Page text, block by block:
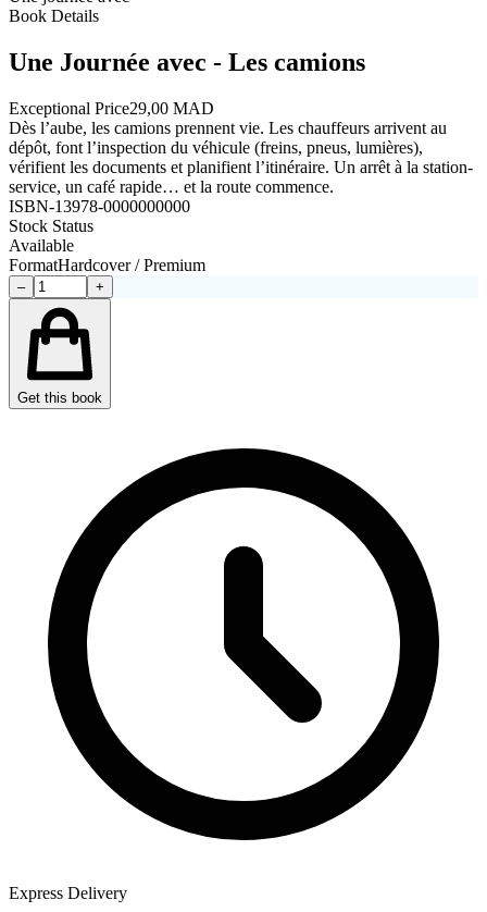
Book Details
Une Journée avec - Les camions
Exceptional Price29,00 MAD
Dès l’aube, les camions prennent vie. Les chauffeurs arrivent au
dépôt, font l’inspection du véhicule (freins, pneus, lumières),
vérifient les documents et planifient l’itinéraire. Un arrêt à la station-
service, un café rapide… et la route commence.
ISBN-13978-0000000000
Stock Status
Available
FormatHardcover / Premium
– +
Get this book
Express Delivery